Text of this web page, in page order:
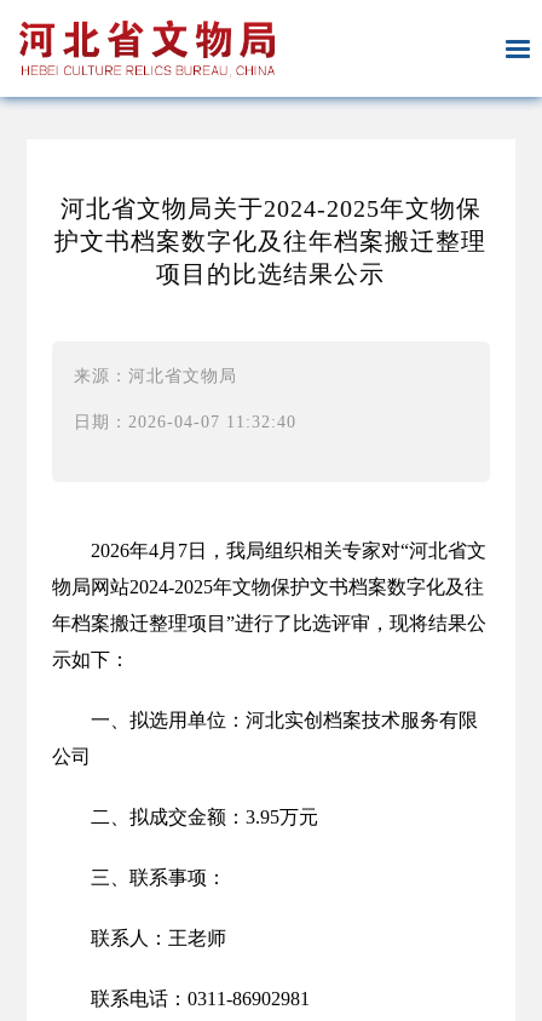
河北省文物局关于2024-2025年文物保
护文书档案数字化及往年档案搬迁整理
项目的比选结果公示
来源：河北省文物局
日期：2026-04-07 11:32:40
2026年4月7日，我局组织相关专家对“河北省文
物局网站2024-2025年文物保护文书档案数字化及往
年档案搬迁整理项目”进行了比选评审，现将结果公
示如下：
一、拟选用单位：河北实创档案技术服务有限
公司
二、拟成交金额：3.95万元
三、联系事项：
联系人：王老师
联系电话：0311-86902981